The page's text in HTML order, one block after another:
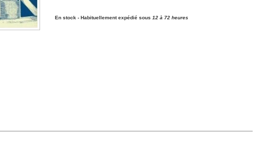
En stock - Habituellement expédié sous 12 à 72 heures